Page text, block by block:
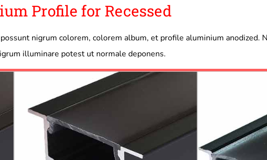
Profile for Recessed
nigrum colorem, colorem album, et profile aluminium anodized.
illuminare potest ut normale deponens.